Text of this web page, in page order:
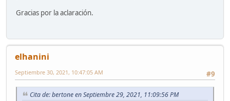
Gracias por la aclaración.
elhanini
#9
Septiembre 30, 2021, 10:47:05 AM
Cita de: bertone en Septiembre 29, 2021, 11:09:56 PM